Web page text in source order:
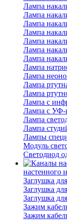
Лампа
Лампа
Лампа
Лампа
Лампа
Лампа
Лампа
Лампа
Лампа
Лампа
Лампа
Лампа с
Лампа с УФ-
Лампа
Лампа
Лампы
Модуль
Светодиод
настенного
Заглушка
Заглушка
Заглушка
Зажим
Зажим